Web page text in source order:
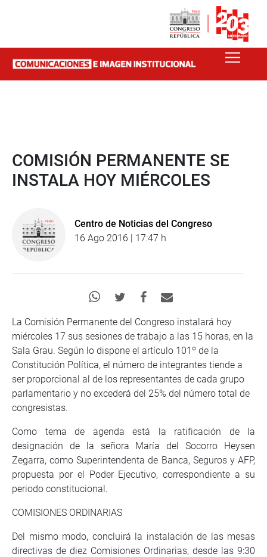
COMISIÓN PERMANENTE SE
INSTALA HOY MIÉRCOLES
Centro de Noticias del Congreso
16 Ago 2016 | 17:47 h
La Comisión Permanente del Congreso instalará hoy
miércoles 17 sus sesiones de trabajo a las 15 horas, en la
Sala Grau. Según lo dispone el artículo 101º de la
Constitución Política, el número de integrantes tiende a
ser proporcional al de los representantes de cada grupo
parlamentario y no excederá del 25% del número total de
congresistas.
Como tema de agenda está la ratificación de la
designación de la señora María del Socorro Heysen
Zegarra, como Superintendenta de Banca, Seguros y AFP,
propuesta por el Poder Ejecutivo, correspondiente a su
periodo constitucional.
COMISIONES ORDINARIAS
Del mismo modo, concluirá la instalación de las mesas
directivas de diez Comisiones Ordinarias, desde las 9:30